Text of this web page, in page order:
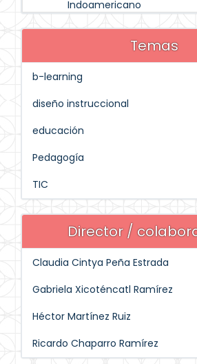
Indoamericano
Temas
b-learning
diseño instruccional
educación
Pedagogía
TIC
Director /
Claudia Cintya Peña Estrada
Gabriela Xicoténcatl Ramírez
Héctor Martínez Ruiz
Ricardo Chaparro Ramírez